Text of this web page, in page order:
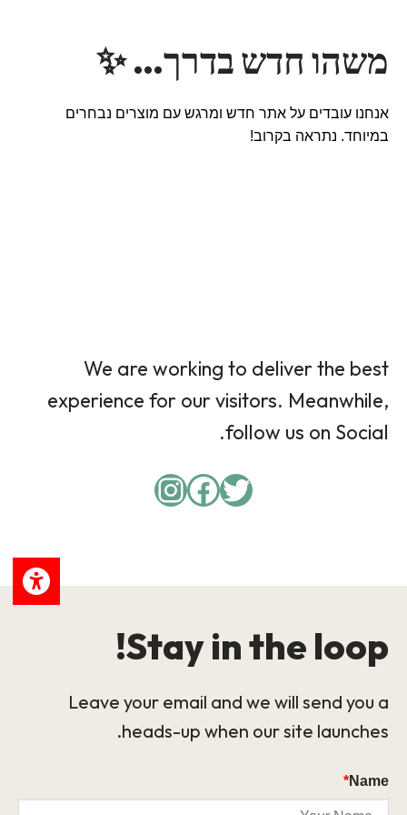
משהו חדש בדרך… ✨
אנחנו עובדים על אתר חדש ומרגש עם מוצרים נבחרים
במיוחד. נתראה בקרוב!
We are working to deliver the best
experience for our visitors. Meanwhile,
follow us on Social.
Twitter
Facebook
Instagram
Stay in the loop!
Leave your email and we will send you a
heads-up when our site launches.
Name
*